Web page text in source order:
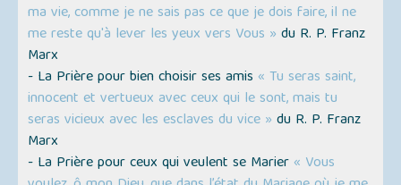
ma vie, comme je ne sais pas ce que je dois faire, il ne
me reste qu'à lever les yeux vers Vous » du R. P. Franz
Marx
- La Prière pour bien choisir ses amis « Tu seras saint,
innocent et vertueux avec ceux qui le sont, mais tu
seras vicieux avec les esclaves du vice » du R. P. Franz
Marx
- La Prière pour ceux qui veulent se Marier « Vous